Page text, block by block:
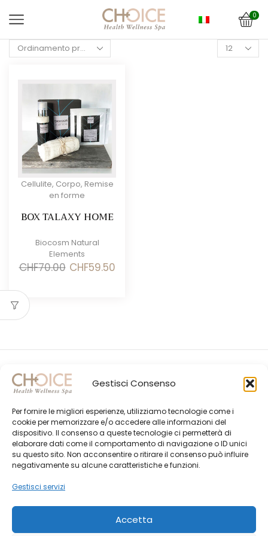
Gestisci Consenso
Per fornire le migliori esperienze, utilizziamo tecnologie come i
cookie per memorizzare e/o accedere alle informazioni del
dispositivo. Il consenso a queste tecnologie ci permetterà di
elaborare dati come il comportamento di navigazione o ID unici
su questo sito. Non acconsentire o ritirare il consenso può influire
negativamente su alcune caratteristiche e funzioni.
Gestisci servizi
Accetta
0
Products
per
Cellulite, Corpo, Remise
en forme
BOX TALAXY HOME
Biocosm Natural
Elements
CHF70.00 IlCHF59.50Il
Gli Ultimi Post
Choice Shop Newsletter